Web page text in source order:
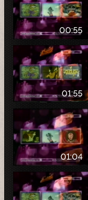
00:55
01:55
01:04